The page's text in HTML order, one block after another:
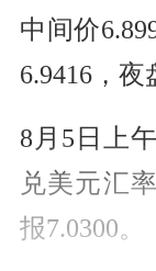
中间价
6.9416，夜
8月5日上
兑美元汇
报7.0300。